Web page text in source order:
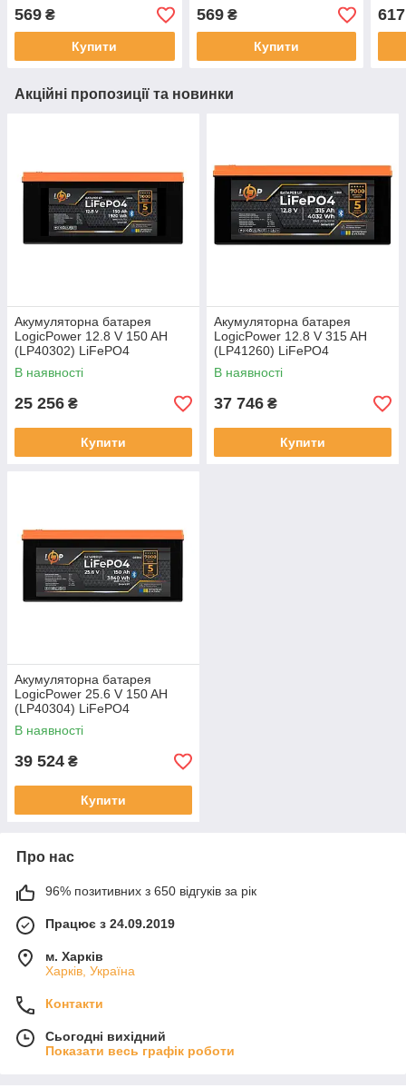
569 ₴
Купити
569₴
Купити
617
Акційні пропозиції та новинки
Акумуляторна батарея
LogicPower 12.8 V 150 AH
(LP40302) LiFePO4
В наявності
25 256 ₴
Купити
Акумуляторна батарея
LogicPower 12.8 V 315 AH
(LP41260) LiFePO4
В наявності
37 746 ₴
Купити
Акумуляторна батарея
LogicPower 25.6 V 150 AH
(LP40304) LiFePO4
В наявності
39 524 ₴
Купити
Про нас
96% позитивних з 650 відгуків за рік
Працює з 24.09.2019
м. Харків
Харків, Україна
Контакти
Сьогодні вихідний
Показати весь графік роботи